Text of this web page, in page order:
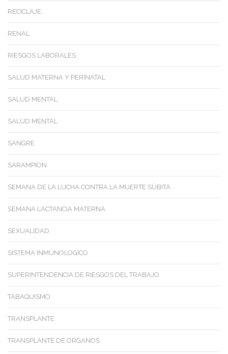
RECICLAJE
RENAL
RIESGOS LABORALES
SALUD MATERNA Y PERINATAL
SALUD MENTAL
SALUD MENTAL
SANGRE
SARAMPION
SEMANA DE LA LUCHA CONTRA LA MUERTE SÚBITA
SEMANA LACTANCIA MATERNA
SEXUALIDAD
SISTEMA INMUNOLOGICO
SUPERINTENDENCIA DE RIESGOS DEL TRABAJO
TABAQUISMO
TRANSPLANTE
TRANSPLANTE DE ORGANOS